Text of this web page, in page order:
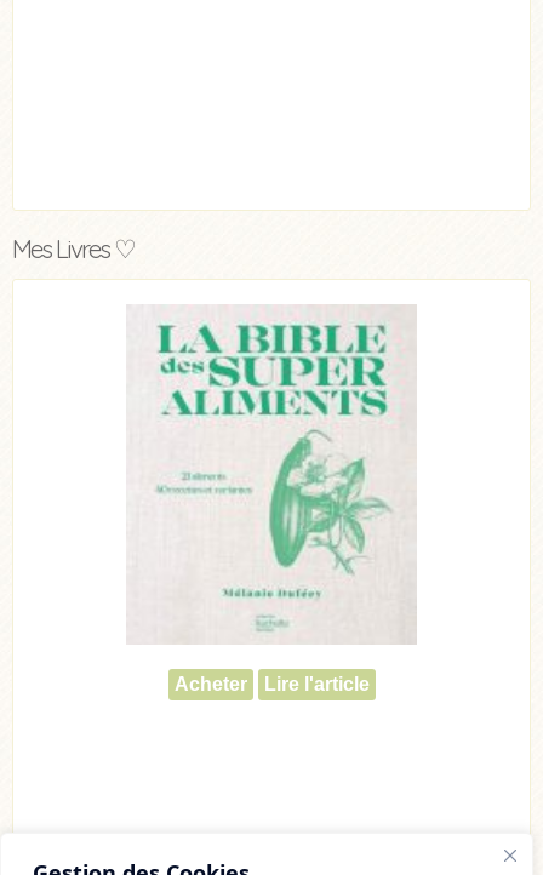
Mes Livres ♡
Acheter Lire l'article